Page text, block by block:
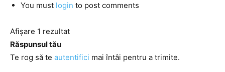
You must login to post comments
Afișare 1 rezultat
Răspunsul tău
Te rog să te autentifici mai întâi pentru a trimite.